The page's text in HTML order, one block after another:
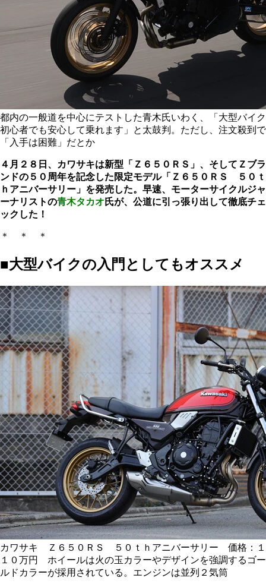
都内の一般道を中心にテストした青木氏いわく、「大型バイク
初心者でも安心して乗れます」と太鼓判。ただし、注文殺到で
「入手は困難」だとか
４月２８日、カワサキは新型「Ｚ６５０ＲＳ」、そしてＺブラ
ンドの５０周年を記念した限定モデル「Ｚ６５０ＲＳ ５０ｔ
ｈアニバーサリー」を発売した。早速、モーターサイクルジャ
ーナリストの青木タカオ 氏が、公道に引っ張り出して徹底チェ
ックした！
＊ ＊ ＊
■大型バイクの入門としてもオススメ
カワサキ Ｚ６５０ＲＳ ５０ｔｈアニバーサリー 価格：１
１０万円 ホイールは火の玉カラーやデザインを強調するゴー
ルドカラーが採用されている。エンジンは並列２気筒